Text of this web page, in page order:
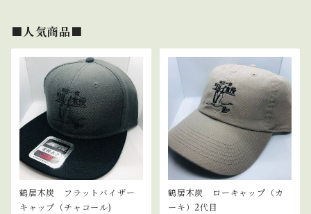
■人気商品■
鶴居木炭 フラットバイザー
キャップ（チャコール)
鶴居木炭 ローキャップ（カ
ーキ）2代目